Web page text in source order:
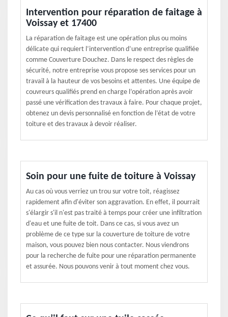
Intervention pour réparation de faitage à
Voissay et 17400
La réparation de faitage est une opération plus ou moins
délicate qui requiert l’intervention d’une entreprise qualifiée
comme Couverture Douchez. Dans le respect des règles de
sécurité, notre entreprise vous propose ses services pour un
travail à la hauteur de vos besoins et attentes. Une équipe de
couvreurs qualifiés prend en charge l’opération après avoir
passé une vérification des travaux à faire. Pour chaque projet,
obtenez un devis personnalisé en fonction de l’état de votre
toiture et des travaux à devoir réaliser.
Soin pour une fuite de toiture à Voissay
Au cas où vous verriez un trou sur votre toit, réagissez
rapidement afin d'éviter son aggravation. En effet, il pourrait
s'élargir s'il n'est pas traité à temps pour créer une infiltration
d'eau et une fuite de toit. Dans ce cas, si vous avez un
problème de ce type sur la couverture de toiture de votre
maison, vous pouvez bien nous contacter. Nous viendrons
pour la recherche de fuite pour une réparation permanente
et assurée. Nous pouvons venir à tout moment chez vous.